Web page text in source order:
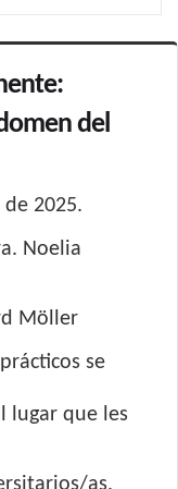
del
2025.
Noelia
Möller
se
lugar que les
as,